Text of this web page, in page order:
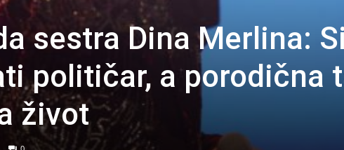
sestra Dina Merlina:
političar, a porodična
život